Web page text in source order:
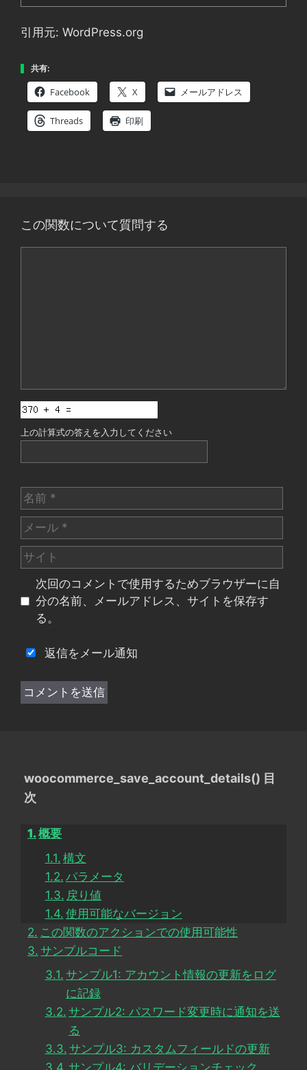
引用元: WordPress.org
共有:
Facebook X メールアドレス
Threads 印刷
この関数について質問する
上の計算式の答えを入力してください
名
前
メ
ー
ル
サ
イ
次回のコメントで使用するためブラウザーに自
分の名前、メールアドレス、サイトを保存す
る。
返信をメール通知
woocommerce_save_account_details() 目
次
概要
構文
パラメータ
戻り値
使用可能なバージョン
この関数のアクションでの使用可能性
サンプルコード
サンプル1: アカウント情報の更新をログ
に記録
サンプル2: パスワード変更時に通知を送
る
サンプル3: カスタムフィールドの更新